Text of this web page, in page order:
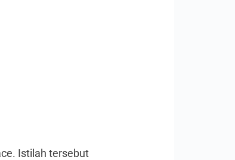
Istilah tersebut